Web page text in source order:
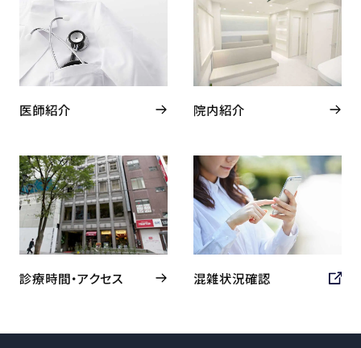
医師紹介 院内紹介
診療時間・アクセス 混雑状況確認